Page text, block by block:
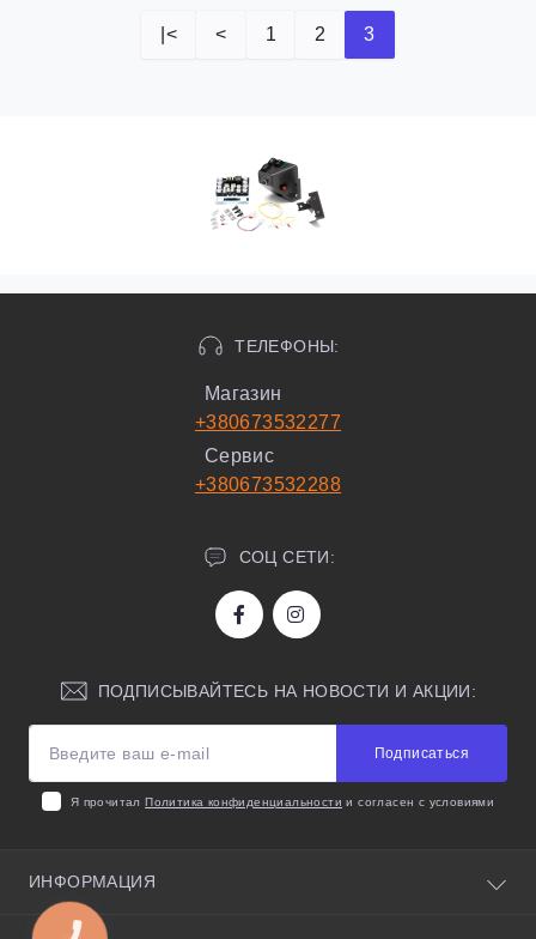
|< < 1 2 3
ТЕЛЕФОНЫ:
Магазин
+380673532277
Сервис
+380673532288
СОЦ СЕТИ:
ПОДПИСЫВАЙТЕСЬ НА НОВОСТИ И АКЦИИ:
Подписаться
Я прочиталПолитика конфиденциальности и согласен с условиями
ИНФОРМАЦИЯ
О нас
КНОПКА